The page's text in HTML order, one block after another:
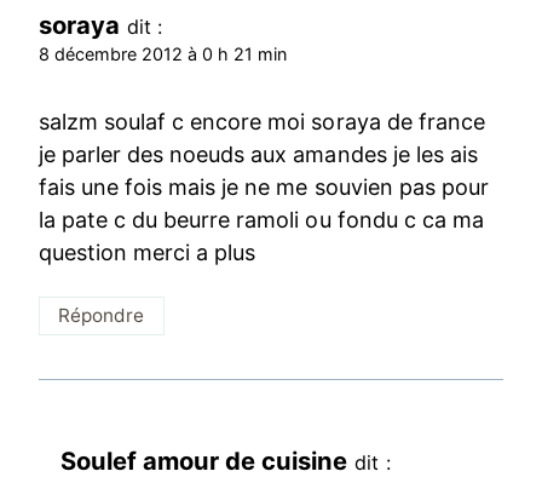
soraya dit :
8 décembre 2012 à 0 h 21 min
salzm soulaf c encore moi soraya de france
je parler des noeuds aux amandes je les ais
fais une fois mais je ne me souvien pas pour
la pate c du beurre ramoli ou fondu c ca ma
question merci a plus
Répondre
Soulef amour de cuisine dit :